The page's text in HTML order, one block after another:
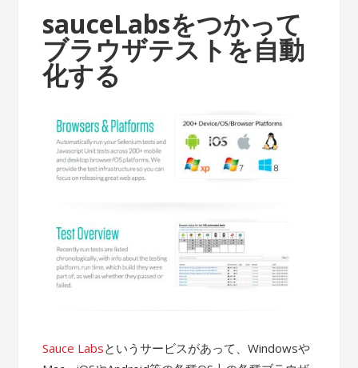
sauceLabsをつかって
ブラウザテストを自動
化する
Sauce Labsというサービスがあって、Windowsや